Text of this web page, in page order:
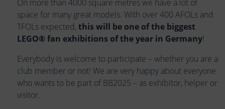
On more than 4000 square metres we have a lot of
space for many great models. With over 400 AFOLs and
TFOLs expected, this will be one of the biggest
LEGO® fan exhibitions of the year in Germany!
Everybody is welcome to participate – whether you are a
club member or not! We are very happy about everyone
who wants to be part of BB2025 – as exhibitor, helper or
visitor.